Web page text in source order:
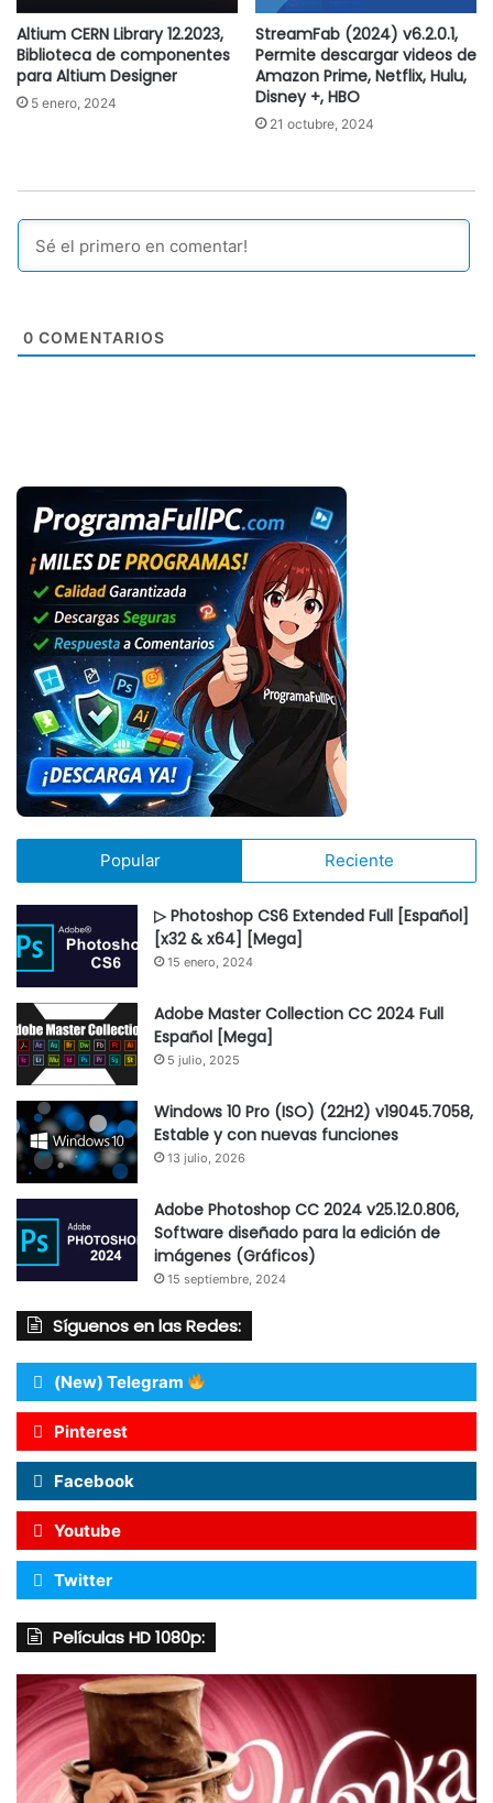
Altium CERN Library 12.2023,
Biblioteca de componentes
para Altium Designer
5 enero, 2024
StreamFab (2024) v6.2.0.1,
Permite descargar videos de
Amazon Prime, Netflix, Hulu,
Disney +, HBO
21 octubre, 2024
0 COMENTARIOS
Popular Reciente
▷ Photoshop CS6 Extended Full [Español]
[x32 & x64] [Mega]
15 enero, 2024
Adobe Master Collection CC 2024 Full
Español [Mega]
5 julio, 2025
Windows 10 Pro (ISO) (22H2) v19045.7058,
Estable y con nuevas funciones
13 julio, 2026
Adobe Photoshop CC 2024 v25.12.0.806,
Software diseñado para la edición de
imágenes (Gráficos)
15 septiembre, 2024
Síguenos en las Redes:
(New) Telegram
Pinterest
Facebook
Youtube
Twitter
Películas HD 1080p: